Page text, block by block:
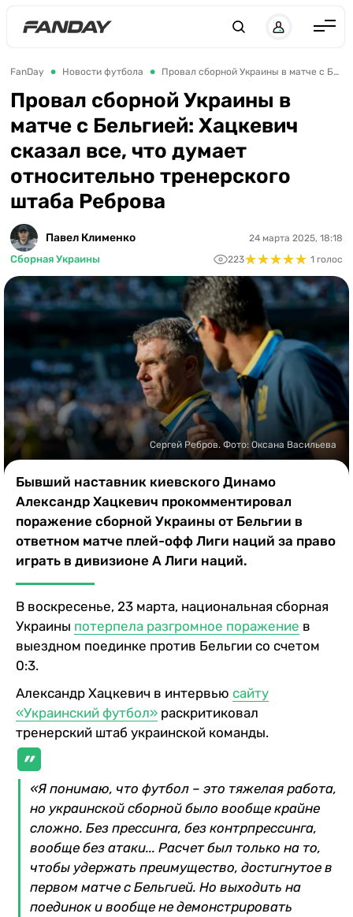
Англия
Испания
Германия
Италия
Франция
ЧЕ-2028
Букмекеры
Казино
FanDay Новости футбола Провал сборной Украины в матче с Бельгией: Хацкевич сказал все, что думает относительно тренерского штаба Реброва
Провал сборной Украины в
матче с Бельгией: Хацкевич
сказал все, что думает
относительно тренерского
штаба Реброва
Павел Клименко
Сборная Украины
24 марта 2025, 18:18
223★★★★★
★★★★★ 1 голос
Сергей Ребров. Фото: Оксана Васильева
Бывший наставник киевского Динамо
Александр Хацкевич прокомментировал
поражение сборной Украины от Бельгии в
ответном матче плей-офф Лиги наций за право
играть в дивизионе А Лиги наций.
В воскресенье, 23 марта, национальная сборная
Украины потерпела разгромное поражение в
выездном поединке против Бельгии со счетом
0:3.
Александр Хацкевич в интервью сайту
«Украинский футбол» раскритиковал
тренерский штаб украинской команды.
«Я понимаю, что футбол – это тяжелая работа,
но украинской сборной было вообще крайне
сложно. Без прессинга, без контрпрессинга,
вообще без атаки... Расчет был только на то,
чтобы удержать преимущество, достигнутое в
первом матче с Бельгией. Но выходить на
поединок и вообще не демонстрировать